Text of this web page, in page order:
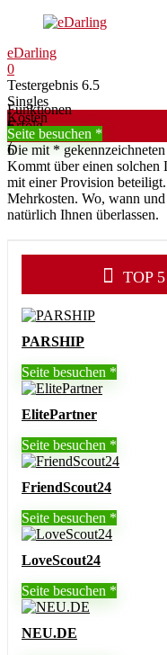
eDarling
0
Testergebnis 6.5
Singles
6
Funktionen
7
Kosten
7
Erfolg
6
Seite besuchen
Die mit *
Kommt über einen
mit einer Provision
Mehrkosten. Wo, wann
natürlich Ihnen überlassen.
TOP
PARSHIP
Seite besuchen
ElitePartner
Seite besuchen
FriendScout24
Seite besuchen
LoveScout24
Seite besuchen
NEU.DE